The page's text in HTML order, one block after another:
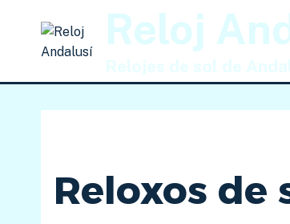
contenido
Reloj
Reloxos de